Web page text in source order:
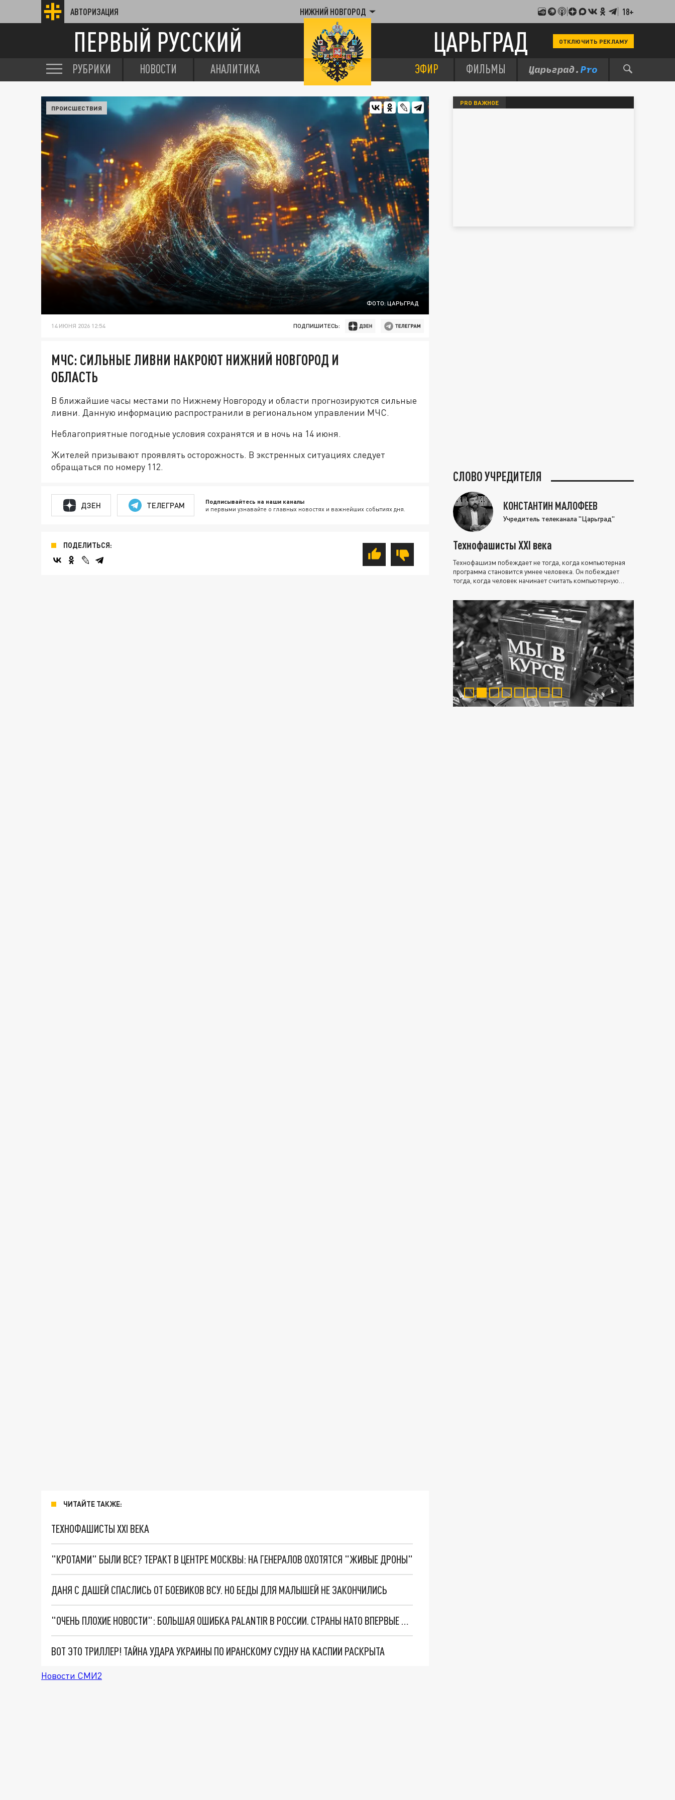
АВТОРИЗАЦИЯ НИЖНИЙ НОВГОРОД 18+
ПЕРВЫЙ РУССКИЙ ЦАРЬГРАД ОТКЛЮЧИТЬ РЕКЛАМУ
РУБРИКИ НОВОСТИ АНАЛИТИКА ЭФИР ФИЛЬМЫ
ФОТО: ЦАРЬГРАД
ПРОИСШЕСТВИЯ
14 ИЮНЯ 2026 12:54 ПОДПИШИТЕСЬ:
МЧС: СИЛЬНЫЕ ЛИВНИ НАКРОЮТ НИЖНИЙ НОВГОРОД И
ОБЛАСТЬ
В ближайшие часы местами по Нижнему Новгороду и области прогнозируются сильные
ливни. Данную информацию распространили в региональном управлении МЧС.
Неблагоприятные погодные условия сохранятся и в ночь на 14 июня.
Жителей призывают проявлять осторожность. В экстренных ситуациях следует
обращаться по номеру 112.
ДЗЕН ТЕЛЕГРАМ Подписывайтесь на наши каналы
и первыми узнавайте о главных новостях и важнейших событиях дня.
ПОДЕЛИТЬСЯ:
ЧИТАЙТЕ ТАКЖЕ:
ТЕХНОФАШИСТЫ XXI ВЕКА
"КРОТАМИ" БЫЛИ ВСЕ? ТЕРАКТ В ЦЕНТРЕ МОСКВЫ: НА ГЕНЕРАЛОВ ОХОТЯТСЯ "ЖИВЫЕ ДРОНЫ"
ДАНЯ С ДАШЕЙ СПАСЛИСЬ ОТ БОЕВИКОВ ВСУ. НО БЕДЫ ДЛЯ МАЛЫШЕЙ НЕ ЗАКОНЧИЛИСЬ
"ОЧЕНЬ ПЛОХИЕ НОВОСТИ": БОЛЬШАЯ ОШИБКА PALANTIR В РОССИИ. СТРАНЫ НАТО ВПЕРВЫЕ ЗА СВО ОСТАНОВИЛИ ПОСТАВКИ ОРУЖИЯ. ВСУ ТЕРЯЮТ ПРИГРАНИЧЬЕ?
ВОТ ЭТО ТРИЛЛЕР! ТАЙНА УДАРА УКРАИНЫ ПО ИРАНСКОМУ СУДНУ НА КАСПИИ РАСКРЫТА
Новости СМИ2
PRO ВАЖНОЕ
СЛОВО УЧРЕДИТЕЛЯ
КОНСТАНТИН МАЛОФЕЕВ
Учредитель телеканала "Царьград"
Технофашисты XXI века
Технофашизм побеждает не тогда, когда компьютерная
программа становится умнее человека. Он побеждает
тогда, когда человек начинает считать компьютерную